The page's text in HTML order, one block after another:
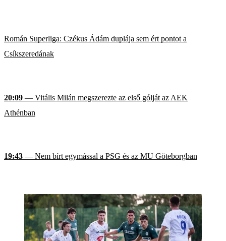
Román Superliga: Czékus Ádám duplája sem ért pontot a
Csíkszeredának
20:09 — Vitális Milán megszerezte az első gólját az AEK
Athénban
19:43 — Nem bírt egymással a PSG és az MU Göteborgban